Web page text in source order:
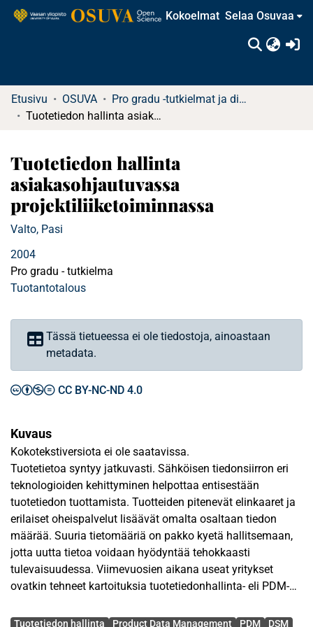
Kokoelmat Selaa Osuvaa
Etusivu OSUVA
Pro gradu -tutkielmat ja diplomityöt
Tuotetiedon hallinta asiakasohjautuvassa projektiliiketoiminnassa
Tuotetiedon hallinta
asiakasohjautuvassa
projektiliiketoiminnassa
Valto, Pasi
2004
Pro gradu - tutkielma
Tuotantotalous
Tässä tietueessa ei ole tiedostoja, ainoastaan
metadata.
CC BY-NC-ND 4.0
Kuvaus
Kokotekstiversiota ei ole saatavissa.
Tuotetietoa syntyy jatkuvasti. Sähköisen tiedonsiirron eri
teknologioiden kehittyminen helpottaa entisestään
tuotetiedon tuottamista. Tuotteiden pitenevät elinkaaret ja
erilaiset oheispalvelut lisäävät omalta osaltaan tiedon
määrää. Suuria tietomääriä on pakko kyetä hallitsemaan,
jotta uutta tietoa voidaan hyödyntää tehokkaasti
tulevaisuudessa. Viimevuosien aikana useat yritykset
ovatkin tehneet kartoituksia tuotetiedonhallinta- eli PDM-
Avainsanat
Tuotetiedon hallinta Product Data Management PDM DSM